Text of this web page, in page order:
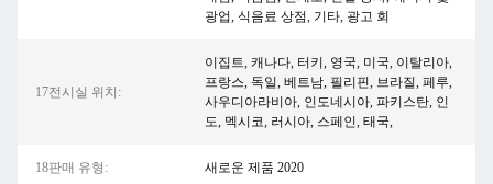
광업, 식음료 상점, 기타, 광고 회
17전시실 위치:
이집트, 캐나다, 터키, 영국, 미국, 이탈리아,
프랑스, 독일, 베트남, 필리핀, 브라질, 페루,
사우디아라비아, 인도네시아, 파키스탄, 인
도, 멕시코, 러시아, 스페인, 태국,
18판매 유형: 새로운 제품 2020